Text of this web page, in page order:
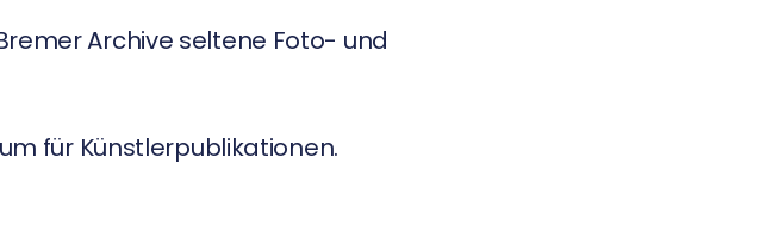
Archive seltene Foto- und
für Künstlerpublikationen.